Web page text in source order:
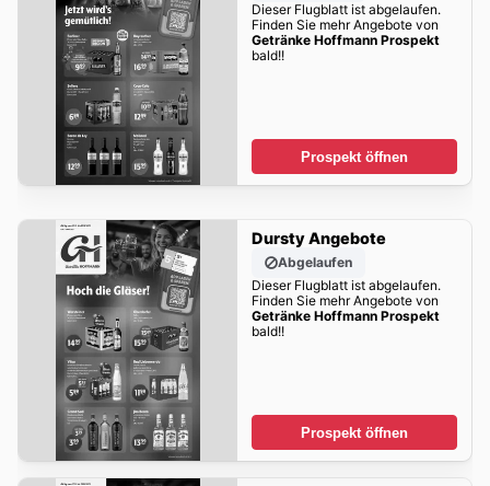
Dieser Flugblatt ist abgelaufen.
Finden Sie mehr Angebote von
Getränke Hoffmann Prospekt
bald!!
Prospekt öffnen
Dursty Angebote
Abgelaufen
Dieser Flugblatt ist abgelaufen.
Finden Sie mehr Angebote von
Getränke Hoffmann Prospekt
bald!!
Prospekt öffnen